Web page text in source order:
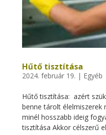
Hűtő tisztítása
2024. február 19. | Egyéb
Hűtő tisztítása: azért
benne tárolt élelmiszerek
minél hosszabb ideig
tisztítása Akkor célszerű